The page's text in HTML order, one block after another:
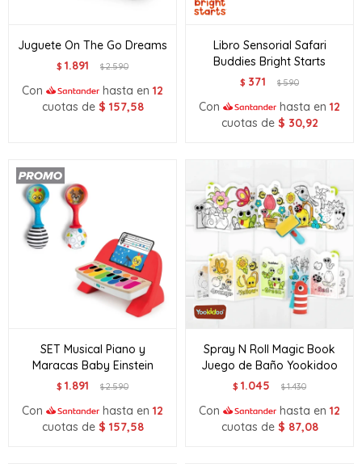
Juguete On The Go Dreams
$ 1.891 $2.590
Con hasta en 12
cuotas de $ 157,58
Libro Sensorial Safari
Buddies Bright Starts
$ 371 $590
Con hasta en 12
cuotas de $ 30,92
SET Musical Piano y
Maracas Baby Einstein
$ 1.891 $2.590
Con hasta en 12
cuotas de $ 157,58
Spray N Roll Magic Book
Juego de Baño Yookidoo
$ 1.045 $1.430
Con hasta en 12
cuotas de $ 87,08